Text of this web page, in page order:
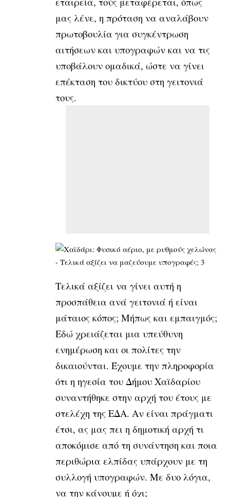
μας λένε, η πρόταση να αναλάβουν
πρωτοβουλία για συγκέντρωση
αιτήσεων και υπογραφών και να τις
υποβάλουν ομαδικά, ώστε να γίνει
επέκταση του δικτύου στη γειτονιά
τους.
Τελικά αξίζει να γίνει αυτή η
προσπάθεια ανά γειτονιά ή είναι
μάταιος κόπος; Μήπως και εμπαιγμός;
Εδώ χρειάζεται μια υπεύθυνη
ενημέρωση και οι πολίτες την
δικαιούνται. Έχουμε την πληροφορία
ότι η ηγεσία του Δήμου Χαϊδαρίου
συναντήθηκε στην αρχή του έτους με
στελέχη της ΕΔΑ. Αν είναι πράγματι
έτσι, ας μας πει η δημοτική αρχή τι
αποκόμισε από τη συνάντηση και ποια
περιθώρια ελπίδας υπάρχουν με τη
συλλογή υπογραφών. Με δυο λόγια,
να την κάνουμε ή όχι;